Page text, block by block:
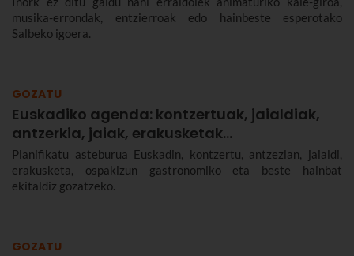
musika-errondak, entzierroak edo hainbeste esperotako
Salbeko igoera.
GOZATU
Euskadiko agenda: kontzertuak, jaialdiak,
antzerkia, jaiak, erakusketak…
Planifikatu asteburua Euskadin, kontzertu, antzezlan, jaialdi,
erakusketa, ospakizun gastronomiko eta beste hainbat
ekitaldiz gozatzeko.
GOZATU